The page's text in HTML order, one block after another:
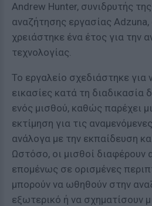
Andrew Hunter, συνιδρυτής
αναζήτησης εργασίας
χρειάστηκε ένα έτος για την
τεχνολογίας.
Το εργαλείο σχεδιάστηκε για
εικασίες κατά τη διαδικασία
ενός μισθού, καθώς παρέχει
εκτίμηση για τις
ανάλογα με την εκπαίδευση
Ωστόσο, οι μισθοί διαφέρουν
επομένως σε ορισμένες
μπορούν να ωθηθούν στην
εξωτερικό ή να σχηματίσουν